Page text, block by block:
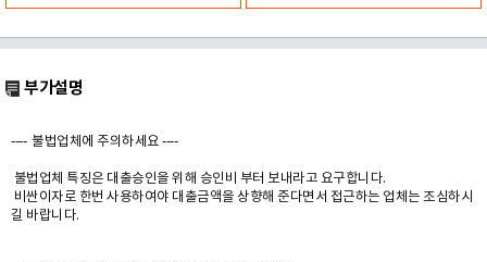
부가설명
---- 불법업체에 주의하세요 ----
불법업체 특징은 대출승인을 위해 승인비 부터 보내라고 요구합니다.
비싼이자로 한번 사용하여야 대출금액을 상향해 준다면서 접근하는 업체는 조심하시
길 바랍니다.